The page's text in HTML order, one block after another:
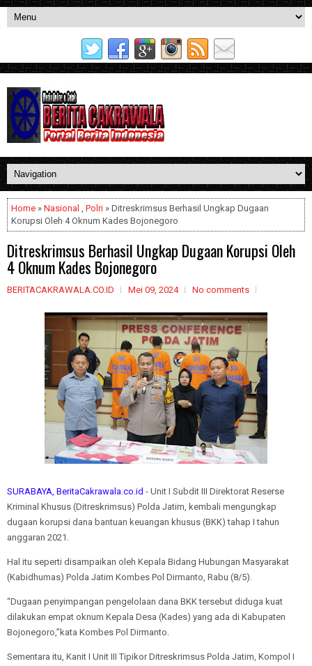
Home » Nasional , Polri » Ditreskrimsus Berhasil Ungkap Dugaan
Korupsi Oleh 4 Oknum Kades Bojonegoro
Ditreskrimsus Berhasil Ungkap Dugaan Korupsi Oleh
4 Oknum Kades Bojonegoro
BERITACAKRAWALA.CO.ID Mei 09, 2024 No comments
SURABAYA, BeritaCakrawala.co.id - Unit I Subdit III Direktorat Reserse
Kriminal Khusus (Ditreskrimsus) Polda Jatim, kembali mengungkap
dugaan korupsi dana bantuan keuangan khusus (BKK) tahap I tahun
anggaran 2021.
Hal itu seperti disampaikan oleh Kepala Bidang Hubungan Masyarakat
(Kabidhumas) Polda Jatim Kombes Pol Dirmanto, Rabu (8/5).
“Dugaan penyimpangan pengelolaan dana BKK tersebut diduga kuat
dilakukan empat oknum Kepala Desa (Kades) yang ada di Kabupaten
Bojonegoro,”kata Kombes Pol Dirmanto.
Sementara itu, Kanit I Unit III Tipikor Ditreskrimsus Polda Jatim, Kompol I